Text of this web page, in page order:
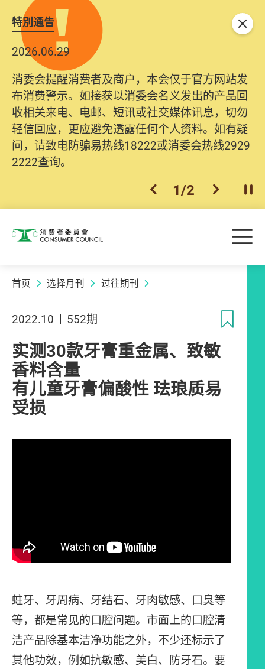
特別通告
2026.06.29
消委会提醒消费者及商户，本会仅于官方网站发
布消费警示。如接获以消委会名义发出的产品回
收相关来电、电邮、短讯或社交媒体讯息，切勿
轻信回应，更应避免透露任何个人资料。如有疑
问，请致电防骗易热线18222或消委会热线2929
2222查询。
上一个
1/2 下一个开
关闭
消费者委员会 目
首页 选择月刊 过往期刊
2022.10 552期
实测30款牙膏重金属、致敏
香料含量
有儿童牙膏偏酸性 珐琅质易
受损
蛀牙、牙周病、牙结石、牙肉敏感、口臭等
等，都是常见的口腔问题。市面上的口腔清
洁产品除基本洁净功能之外，不少还标示了
其他功效，例如抗敏感、美白、防牙石。要